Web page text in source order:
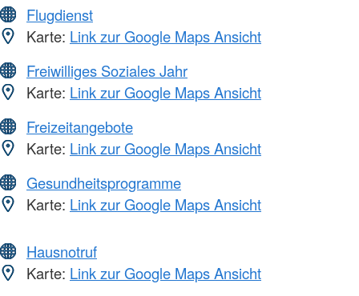
Flugdienst
Karte: Link zur Google Maps Ansicht
Freiwilliges Soziales Jahr
Karte: Link zur Google Maps Ansicht
Freizeitangebote
Karte: Link zur Google Maps Ansicht
Gesundheitsprogramme
Karte: Link zur Google Maps Ansicht
Hausnotruf
Karte: Link zur Google Maps Ansicht